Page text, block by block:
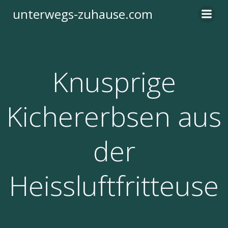
Inhalt
unterwegs-zuhause.com
Knusprige
Kichererbsen aus
der
Heissluftfritteuse